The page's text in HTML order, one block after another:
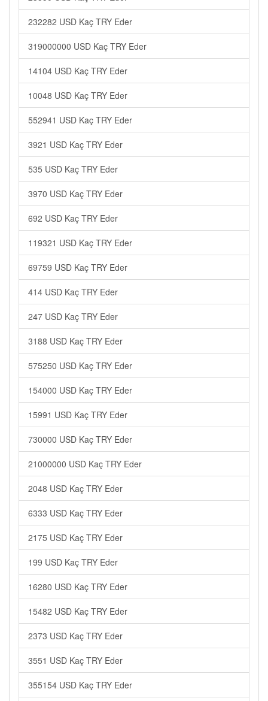
232282 USD Kaç TRY Eder
319000000 USD Kaç TRY Eder
14104 USD Kaç TRY Eder
10048 USD Kaç TRY Eder
552941 USD Kaç TRY Eder
3921 USD Kaç TRY Eder
535 USD Kaç TRY Eder
3970 USD Kaç TRY Eder
692 USD Kaç TRY Eder
119321 USD Kaç TRY Eder
69759 USD Kaç TRY Eder
414 USD Kaç TRY Eder
247 USD Kaç TRY Eder
3188 USD Kaç TRY Eder
575250 USD Kaç TRY Eder
154000 USD Kaç TRY Eder
15991 USD Kaç TRY Eder
730000 USD Kaç TRY Eder
21000000 USD Kaç TRY Eder
2048 USD Kaç TRY Eder
6333 USD Kaç TRY Eder
2175 USD Kaç TRY Eder
199 USD Kaç TRY Eder
16280 USD Kaç TRY Eder
15482 USD Kaç TRY Eder
2373 USD Kaç TRY Eder
3551 USD Kaç TRY Eder
355154 USD Kaç TRY Eder